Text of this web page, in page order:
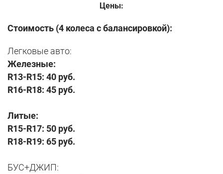
Цены:
Стоимость (4 колеса с балансировкой):
Легковые авто:
Железные:
R13-R15: 40 руб.
R16-R18: 45 руб.
Литые:
R15-R17: 50 руб.
R18-R19: 65 руб.
БУС+ДЖИП: